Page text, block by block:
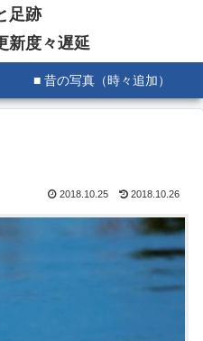
足跡
新度々遅延
■ 昔の写真（時々追加）
2018.10.25 2018.10.26